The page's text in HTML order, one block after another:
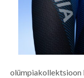
olümpiakollektsioon